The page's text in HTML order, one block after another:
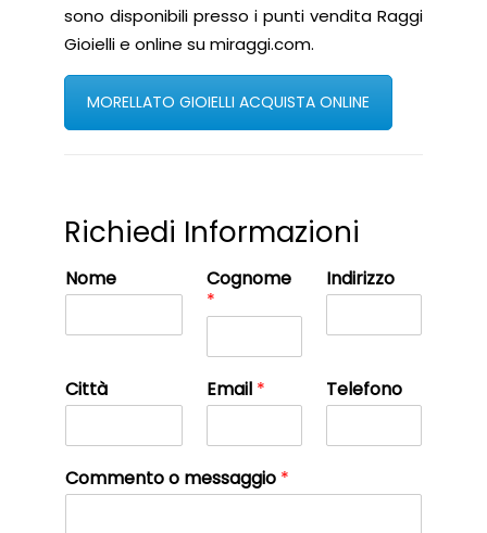
sono disponibili presso i punti vendita Raggi
Gioielli e online su miraggi.com.
MORELLATO GIOIELLI ACQUISTA ONLINE
Richiedi Informazioni
Nome
Cognome
*
Indirizzo
Città Email * Telefono
Commento o messaggio *